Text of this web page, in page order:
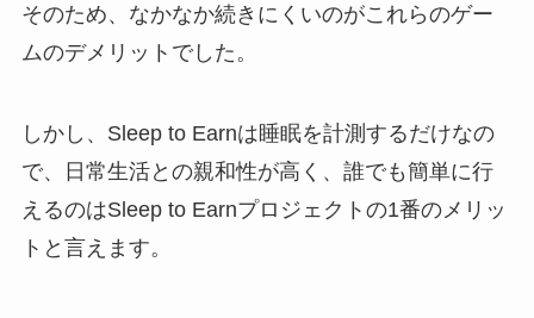
そのため、なかなか続きにくいのがこれらのゲー
ムのデメリットでした。
しかし、Sleep to Earnは睡眠を計測するだけなの
で、日常生活との親和性が高く、誰でも簡単に行
えるのはSleep to Earnプロジェクトの1番のメリッ
トと言えます。